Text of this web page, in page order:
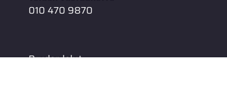
010 470 9870
Bruder-lelut